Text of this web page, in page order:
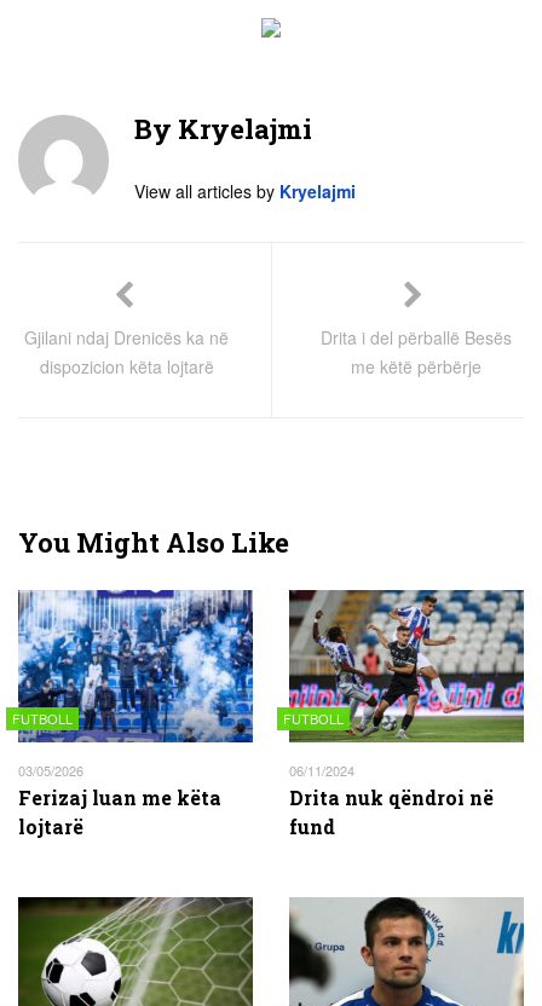
By Kryelajmi
View all articles by Kryelajmi
Gjilani ndaj Drenicës ka në
dispozicion këta lojtarë
Drita i del përballë Besës
me këtë përbërje
You Might Also Like
FUTBOLL
03/05/2026
Ferizaj luan me këta
lojtarë
FUTBOLL
06/11/2024
Drita nuk qëndroi në
fund